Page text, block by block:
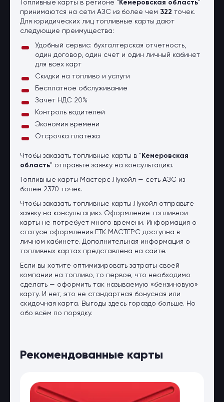
Топливные карты в регионе " Кемеровская область"
принимаются на сети АЗС из более чем 322 точек.
Для юридических лиц топливные карты дают
следующие преимущества:
Удобный сервис: бухгалтерская отчетность,
один договор, один счет и один личный кабинет
для всех карт
Скидки на топливо и услуги
Бесплатное обслуживание
Зачет НДС 20%
Контроль водителей
Экономия времени
Отсрочка платежа
Чтобы заказать топливные карты в " Кемеровская
область" отправьте заявку на консультацию.
Топливные карты Мастерс Лукойл — сеть АЗС из
более 2370 точек.
Чтобы заказать топливные карты Лукойл отправьте
заявку на консультацию. Оформление топливной
карты не потребует много времени. Информация о
статусе оформления ЕТК МАСТЕРС доступна в
личном кабинете. Дополнительная информация о
топливных картах представлена на сайте.
Если вы хотите оптимизировать затраты своей
компании на топливо, то первое, что необходимо
сделать — оформить так называемую «бензиновую»
карту. И нет, это не стандартная бонусная или
скидочная карта. Выгоды здесь гораздо больше. Но
обо всём по порядку.
Рекомендованные карты